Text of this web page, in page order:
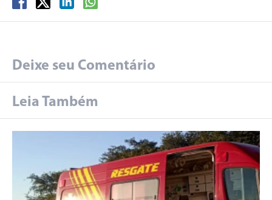
Deixe seu Comentário
Leia Também